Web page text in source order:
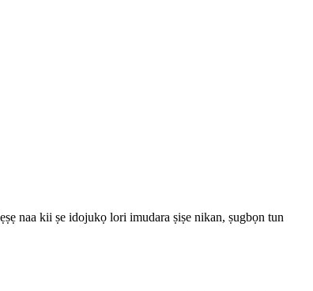
naa kii ṣe idojukọ lori imudara ṣiṣe nikan, ṣugbọn tun